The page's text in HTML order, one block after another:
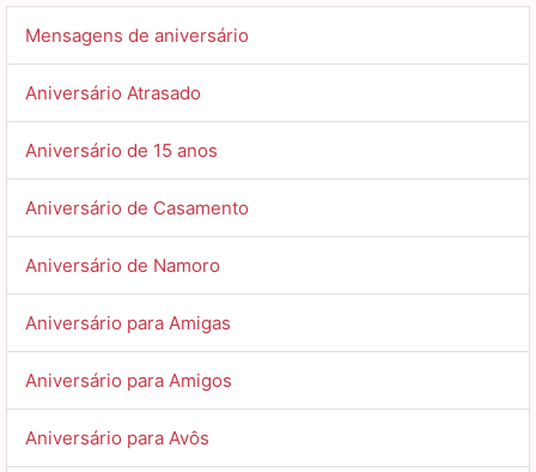
Mensagens de aniversário
Aniversário Atrasado
Aniversário de 15 anos
Aniversário de Casamento
Aniversário de Namoro
Aniversário para Amigas
Aniversário para Amigos
Aniversário para Avôs